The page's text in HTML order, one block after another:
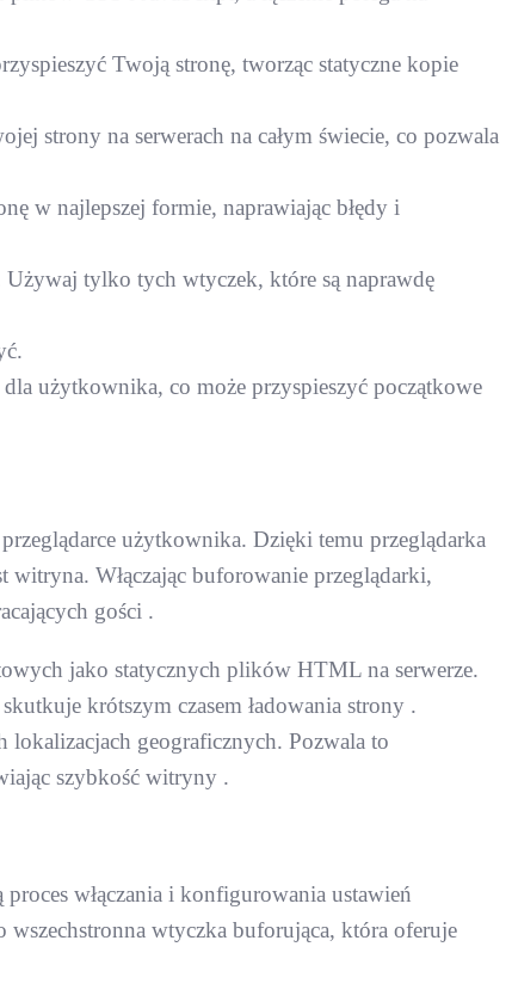
Twoją stronę, tworząc statyczne kopie
strony na serwerach na całym świecie, co pozwala
w najlepszej formie, naprawiając błędy i
tylko tych wtyczek, które są naprawdę
użytkownika, co może przyspieszyć początkowe
użytkownika. Dzięki temu przeglądarka
witryna. Włączając buforowanie przeglądarki,
gości .
jako statycznych plików HTML na serwerze.
krótszym czasem ładowania strony .
geograficznych. Pozwala to
szybkość witryny .
włączania i konfigurowania ustawień
wtyczka buforująca, która oferuje